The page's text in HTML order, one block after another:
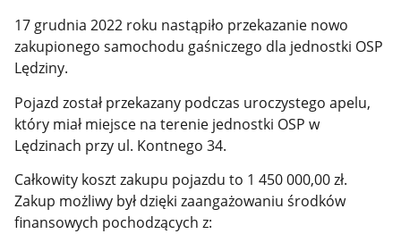
17 grudnia 2022 roku nastąpiło przekazanie nowo
zakupionego samochodu gaśniczego dla jednostki OSP
Lędziny.
Pojazd został przekazany podczas uroczystego apelu,
który miał miejsce na terenie jednostki OSP w
Lędzinach przy ul. Kontnego 34.
Całkowity koszt zakupu pojazdu to 1 450 000,00 zł.
Zakup możliwy był dzięki zaangażowaniu środków
finansowych pochodzących z: